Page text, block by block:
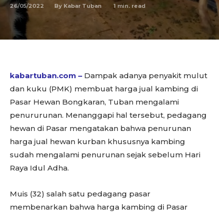
26/05/2022 By Kabar Tuban 1 min. read
kabartuban.com – Dampak adanya penyakit mulut
dan kuku (PMK) membuat harga jual kambing di
Pasar Hewan Bongkaran, Tuban mengalami
penururunan. Menanggapi hal tersebut, pedagang
hewan di Pasar mengatakan bahwa penurunan
harga jual hewan kurban khususnya kambing
sudah mengalami penurunan sejak sebelum Hari
Raya Idul Adha.
Muis (32) salah satu pedagang pasar
membenarkan bahwa harga kambing di Pasar